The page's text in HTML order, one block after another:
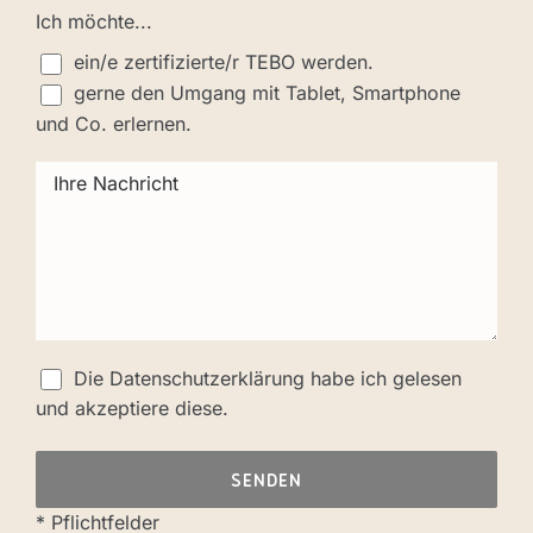
Ich möchte...
ein/e zertifizierte/r TEBO werden.
gerne den Umgang mit Tablet, Smartphone
und Co. erlernen.
Die Datenschutzerklärung habe ich gelesen
und akzeptiere diese.
* Pflichtfelder